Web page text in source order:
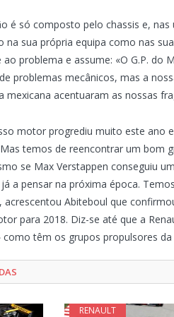
é só composto pelo chassis e,
sua própria equipa como nas
problema e assume: «O G.P. do
problemas mecânicos, mas a
mexicana acentuaram as nossas
motor progrediu muito este
temos de reencontrar um bom
se Max Verstappen conseguiu
a pensar na próxima época.
Abiteboul que
para 2018. Diz-se até que a
têm os grupos propulsores da
RENAULT